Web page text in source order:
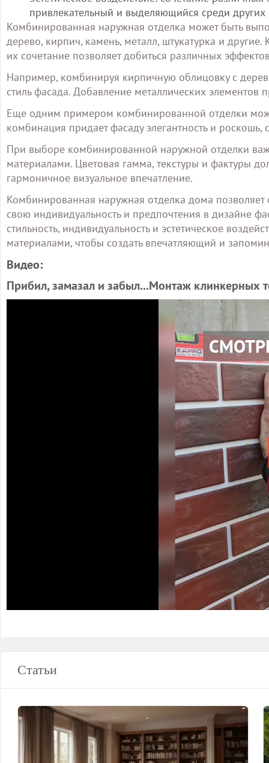
привлекательный и выделяющийся среди других
Комбинированная наружная отделка может быть
дерево, кирпич, камень, металл, штукатурка и
их сочетание позволяет добиться различных
Например, комбинируя кирпичную облицовку с
стиль фасада. Добавление металлических элементов
Еще одним примером комбинированной отделки
комбинация придает фасаду элегантность и
При выборе комбинированной наружной отделки
материалами. Цветовая гамма, текстуры и фактуры
гармоничное визуальное впечатление.
Комбинированная наружная отделка дома
свою индивидуальность и предпочтения в дизайне
стильность, индивидуальность и эстетическое
материалами, чтобы создать впечатляющий и
Видео:
Прибил, замазал и забыл...Монтаж клинкерных
Статьи